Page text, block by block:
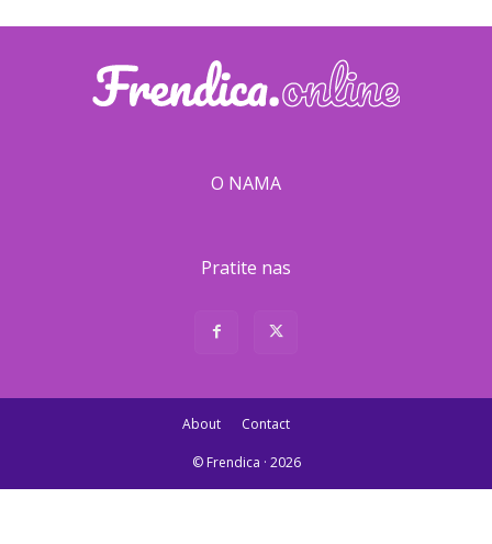
O NAMA
Pratite nas
About Contact
© Frendica · 2026